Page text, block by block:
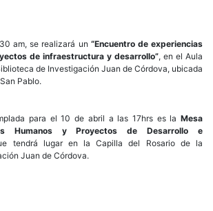
am, se realizará un “Encuentro de experiencias
de infraestructura y desarrollo”, en el Aula
de Investigación Juan de Córdova, ubicada
Pablo.
para el 10 de abril a las 17hrs es la Mesa
Humanos y Proyectos de Desarrollo e
tendrá lugar en la Capilla del Rosario de la
Juan de Córdova.